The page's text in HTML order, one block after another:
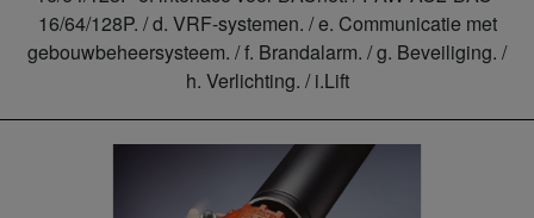
16/64/128P. / d. VRF-systemen. / e. Communicatie met
gebouwbeheersysteem. / f. Brandalarm. / g. Beveiliging. /
h. Verlichting. / i.Lift